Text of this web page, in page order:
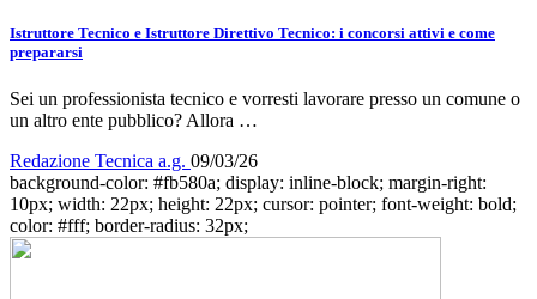
Istruttore Tecnico e Istruttore Direttivo Tecnico: i concorsi attivi e come
prepararsi
Sei un professionista tecnico e vorresti lavorare presso un comune o
un altro ente pubblico? Allora …
Redazione Tecnica a.g. 09/03/26
background-color: #fb580a; display: inline-block; margin-right:
10px; width: 22px; height: 22px; cursor: pointer; font-weight: bold;
color: #fff; border-radius: 32px;